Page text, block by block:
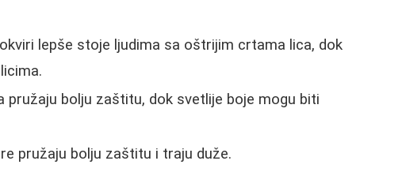
lepše stoje ljudima sa oštrijim crtama lica, dok
pružaju bolju zaštitu, dok svetlije boje mogu biti
pružaju bolju zaštitu i traju duže.